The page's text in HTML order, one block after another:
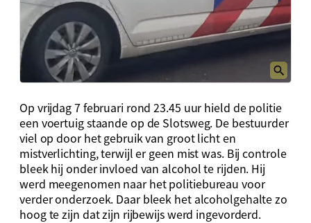
Op vrijdag 7 februari rond 23.45 uur hield de politie
een voertuig staande op de Slotsweg. De bestuurder
viel op door het gebruik van groot licht en
mistverlichting, terwijl er geen mist was. Bij controle
bleek hij onder invloed van alcohol te rijden. Hij
werd meegenomen naar het politiebureau voor
verder onderzoek. Daar bleek het alcoholgehalte zo
hoog te zijn dat zijn rijbewijs werd ingevorderd.